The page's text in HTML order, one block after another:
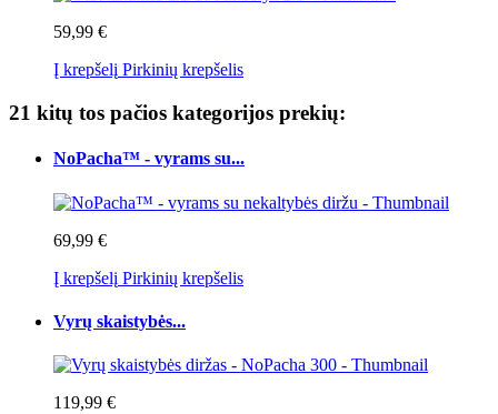
59,99 €
Į krepšelį Pirkinių krepšelis
21 kitų tos pačios kategorijos prekių:
NoPacha™ - vyrams su...
69,99 €
Į krepšelį Pirkinių krepšelis
Vyrų skaistybės...
119,99 €